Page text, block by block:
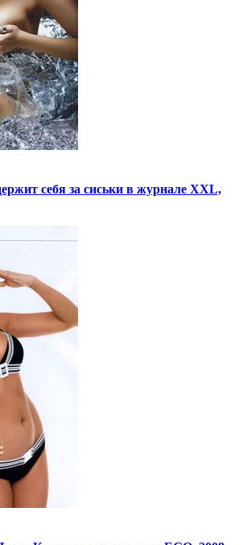
себя за сиськи в журнале XXL,